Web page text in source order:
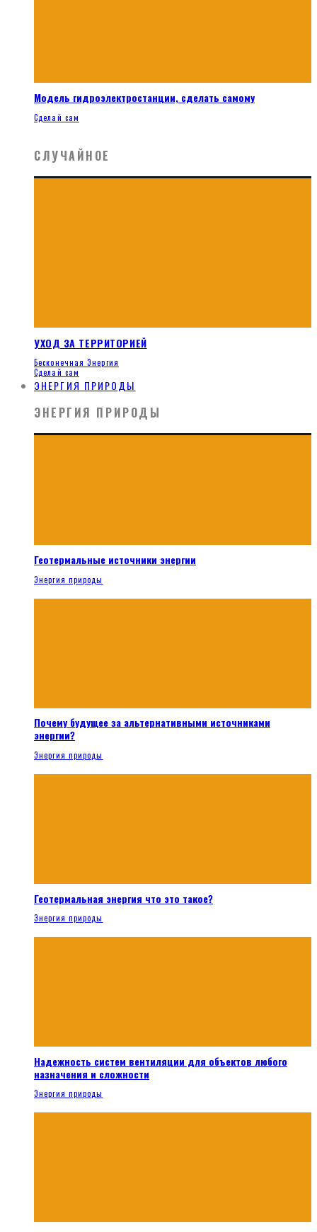
Модель гидроэлектростанции, сделать самому
Сделай сам
СЛУЧАЙНОЕ
УХОД ЗА ТЕРРИТОРИЕЙ
Бесконечная Энергия
Сделай сам
ЭНЕРГИЯ ПРИРОДЫ
ЭНЕРГИЯ ПРИРОДЫ
Геотермальные источники энергии
Энергия природы
Почему будущее за альтернативными источниками
энергии?
Энергия природы
Геотермальная энергия что это такое?
Энергия природы
Надежность систем вентиляции для объектов любого
назначения и сложности
Энергия природы